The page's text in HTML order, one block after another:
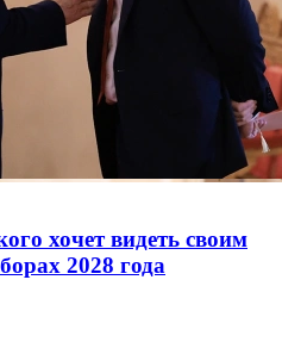
хочет видеть своим
2028 года